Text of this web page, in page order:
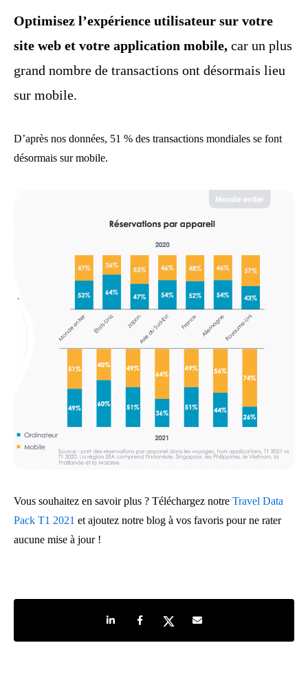
Optimisez l’expérience utilisateur sur votre
site web et votre application mobile, car un plus
grand nombre de transactions ont désormais lieu
sur mobile.
D’après nos données, 51 % des transactions mondiales se font
désormais sur mobile.
Vous souhaitez en savoir plus ? Téléchargez notre Travel Data
Pack T1 2021 et ajoutez notre blog à vos favoris pour ne rater
aucune mise à jour !
Share on LinkedIn
Share on Facebook
Share on TwitterShare by e-mail